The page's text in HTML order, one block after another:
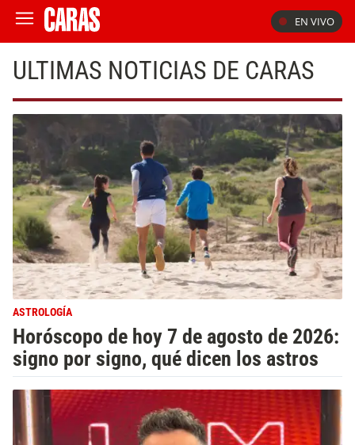
EN VIVO
ULTIMAS NOTICIAS DE CARAS
ASTROLOGÍA
Horóscopo de hoy 7 de agosto de 2026:
signo por signo, qué dicen los astros